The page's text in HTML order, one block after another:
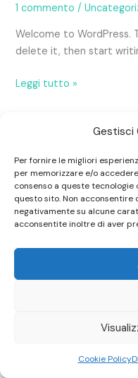
Gestisci
Per fornire le migliori
per memorizzare e/o
consenso a queste
questo sito. Non
negativamente su alcune
acconsentite inoltre di aver
Cookie Policy
1 commento /
Welcome to WordPress.
delete it, then start
Leggi tutto »
Laboratorio di